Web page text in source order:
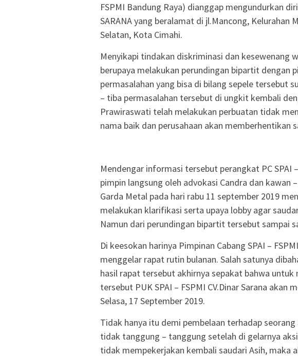
FSPMI Bandung Raya) dianggap mengundurkan
SARANA yang beralamat di jl.Mancong, Kelurahan
Selatan, Kota Cimahi.
Menyikapi tindakan diskriminasi dan kesewenang
berupaya melakukan perundingan bipartit dengan
permasalahan yang bisa di bilang sepele tersebut
– tiba permasalahan tersebut di ungkit kembali
Prawiraswati telah melakukan perbuatan tidak
nama baik dan perusahaan akan memberhentikan
Mendengar informasi tersebut perangkat PC SPAI
pimpin langsung oleh advokasi Candra dan kawan
Garda Metal pada hari rabu 11 september 2019
melakukan klarifikasi serta upaya lobby agar
Namun dari perundingan bipartit tersebut sampai
Di keesokan harinya Pimpinan Cabang SPAI –
menggelar rapat rutin bulanan. Salah satunya
hasil rapat tersebut akhirnya sepakat bahwa
tersebut PUK SPAI – FSPMI CV.Dinar Sarana akan
Selasa, 17 September 2019.
Tidak hanya itu demi pembelaan terhadap seorang
tidak tanggung – tanggung setelah di gelarnya
tidak mempekerjakan kembali saudari Asih, maka